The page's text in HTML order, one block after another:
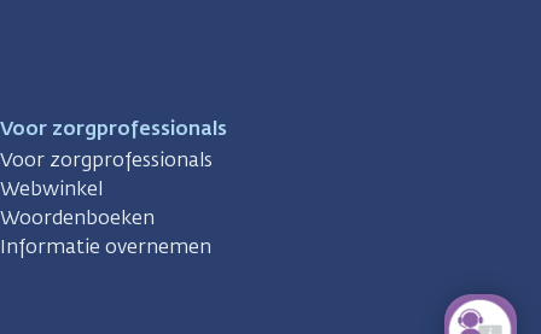
Voor zorgprofessionals
Voor zorgprofessionals
Webwinkel
Woordenboeken
Informatie overnemen